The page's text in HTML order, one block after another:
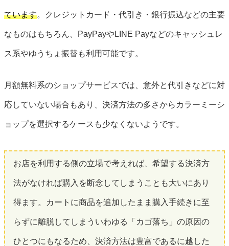
ています。クレジットカード・代引き・銀行振込などの主要
なものはもちろん、PayPayやLINE Payなどのキャッシュレ
ス系やゆうちょ振替も利用可能です。
月額無料系のショップサービスでは、意外と代引きなどに対
応していない場合もあり、決済方法の多さからカラーミーシ
ョップを選択するケースも少なくないようです。
お店を利用する側の立場で考えれば、希望する決済方
法がなければ購入を断念してしまうことも大いにあり
得ます。カートに商品を追加したまま購入手続きに至
らずに離脱してしまういわゆる「カゴ落ち」の原因の
ひとつにもなるため、決済方法は豊富であるに越した